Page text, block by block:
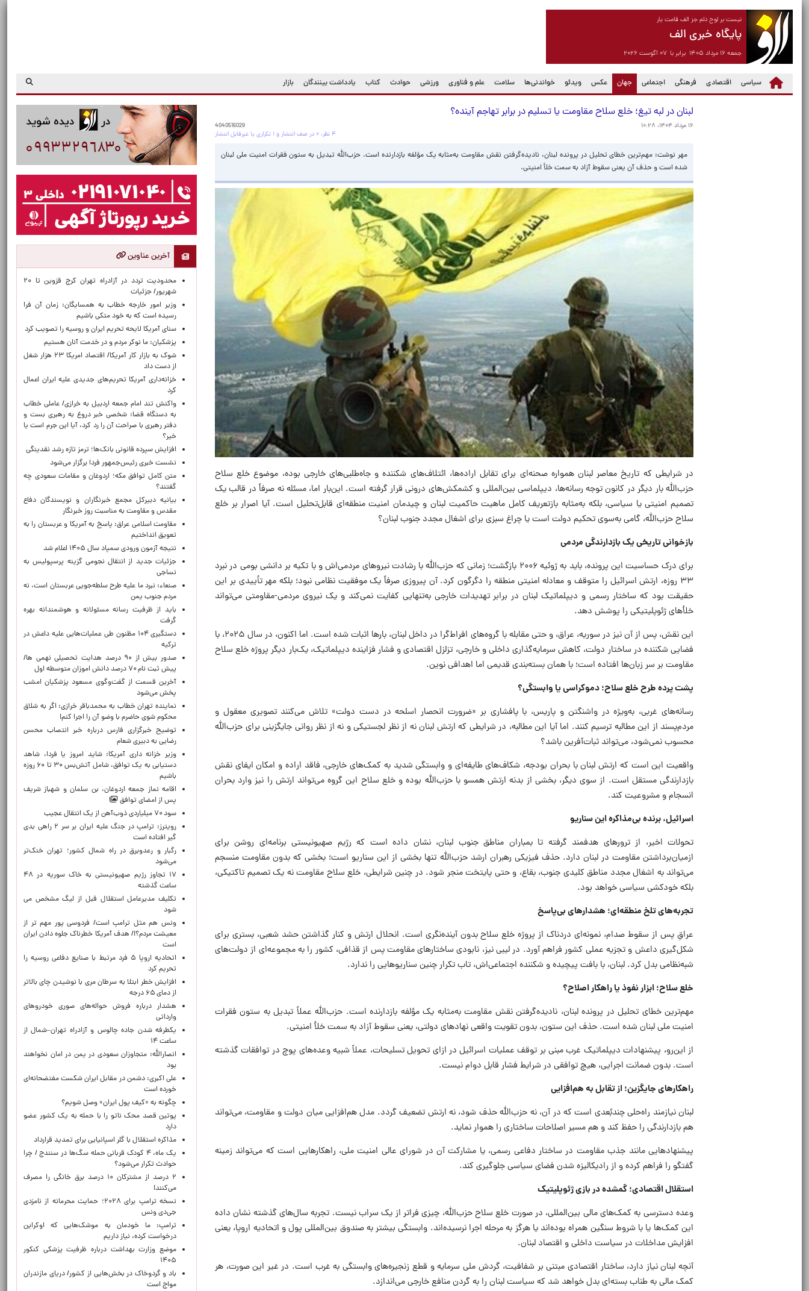
نیست بر لوح دلم جز الف قامت یار
پایگاه خبری الف
جمعه ۱۶ مرداد ۱۴۰۵ برابر با ۰۷ آگوست ۲۰۲۶
سیاسی اقتصادی فرهنگی اجتماعی جهان
(current) عکس ویدئو خواندنی‌ها سلامت علم و فناوری ورزشی حوادث کتاب یادداشت بینندگان بازار
لبنان در لبه تیغ؛ خلع سلاح مقاومت یا تسلیم در برابر تهاجم آینده؟
۱۶ مرداد ۱۴۰۴، ۱۰:۲۸
4040516029
۴ نظر، ۰ در صف انتشار و ۱ تکراری یا غیرقابل انتشار
مهر نوشت: مهم‌ترین خطای تحلیل در پرونده لبنان، نادیده‌گرفتن نقش مقاومت به‌مثابه یک مؤلفه بازدارنده است. حزب‌الله تبدیل به ستون فقرات امنیت ملی لبنان
شده است و حذف آن یعنی سقوط آزاد به سمت خلأ امنیتی.
در شرایطی که تاریخ معاصر لبنان همواره صحنه‌ای برای تقابل اراده‌ها، ائتلاف‌های شکننده و جاه‌طلبی‌های خارجی بوده، موضوع خلع سلاح
حزب‌الله بار دیگر در کانون توجه رسانه‌ها، دیپلماسی بین‌المللی و کشمکش‌های درونی قرار گرفته است. این‌بار اما، مسئله نه صرفاً در قالب یک
تصمیم امنیتی یا سیاسی، بلکه به‌مثابه بازتعریف کامل ماهیت حاکمیت لبنان و چیدمان امنیت منطقه‌ای قابل‌تحلیل است. آیا اصرار بر خلع
سلاح حزب‌الله، گامی به‌سوی تحکیم دولت است یا چراغ سبزی برای اشغال مجدد جنوب لبنان؟
بازخوانی تاریخی یک بازدارندگی مردمی
برای درک حساسیت این پرونده، باید به ژوئیه ۲۰۰۶ بازگشت؛ زمانی که حزب‌الله با رشادت نیروهای مردمی‌اش و با تکیه بر دانشی بومی در نبرد
۳۳ روزه، ارتش اسرائیل را متوقف و معادله امنیتی منطقه را دگرگون کرد. آن پیروزی صرفاً یک موفقیت نظامی نبود؛ بلکه مهر تأییدی بر این
حقیقت بود که ساختار رسمی و دیپلماتیک لبنان در برابر تهدیدات خارجی به‌تنهایی کفایت نمی‌کند و یک نیروی مردمی-مقاومتی می‌تواند
خلأهای ژئوپلیتیکی را پوشش دهد.
این نقش، پس از آن نیز در سوریه، عراق، و حتی مقابله با گروه‌های افراط‌گرا در داخل لبنان، بارها اثبات شده است. اما اکنون، در سال ۲۰۲۵، با
فضایی شکننده در ساختار دولت، کاهش سرمایه‌گذاری داخلی و خارجی، تزلزل اقتصادی و فشار فزاینده دیپلماتیک، یک‌بار دیگر پروژه خلع سلاح
مقاومت بر سر زبان‌ها افتاده است؛ با همان بسته‌بندی قدیمی اما اهدافی نوین.
پشت پرده طرح خلع سلاح؛ دموکراسی یا وابستگی؟
رسانه‌های غربی، به‌ویژه در واشنگتن و پاریس، با پافشاری بر «ضرورت انحصار اسلحه در دست دولت» تلاش می‌کنند تصویری معقول و
مردم‌پسند از این مطالبه ترسیم کنند. اما آیا این مطالبه، در شرایطی که ارتش لبنان نه از نظر لجستیکی و نه از نظر روانی جایگزینی برای حزب‌الله
محسوب نمی‌شود، می‌تواند ثبات‌آفرین باشد؟
واقعیت این است که ارتش لبنان با بحران بودجه، شکاف‌های طایفه‌ای و وابستگی شدید به کمک‌های خارجی، فاقد اراده و امکان ایفای نقش
بازدارندگی مستقل است. از سوی دیگر، بخشی از بدنه ارتش همسو با حزب‌الله بوده و خلع سلاح این گروه می‌تواند ارتش را نیز وارد بحران
انسجام و مشروعیت کند.
اسرائیل، برنده بی‌مذاکره این سناریو
تحولات اخیر، از ترورهای هدفمند گرفته تا بمباران مناطق جنوب لبنان، نشان داده است که رژیم صهیونیستی برنامه‌ای روشن برای
ازمیان‌برداشتن مقاومت در لبنان دارد. حذف فیزیکی رهبران ارشد حزب‌الله تنها بخشی از این سناریو است؛ بخشی که بدون مقاومت منسجم
می‌تواند به اشغال مجدد مناطق کلیدی جنوب، بقاع، و حتی پایتخت منجر شود. در چنین شرایطی، خلع سلاح مقاومت نه یک تصمیم تاکتیکی،
بلکه خودکشی سیاسی خواهد بود.
تجربه‌های تلخ منطقه‌ای؛ هشدارهای بی‌پاسخ
عراقِ پس از سقوط صدام، نمونه‌ای دردناک از پروژه خلع سلاح بدون آینده‌نگری است. انحلال ارتش و کنار گذاشتن حشد شعبی، بستری برای
شکل‌گیری داعش و تجزیه عملی کشور فراهم آورد. در لیبی نیز، نابودی ساختارهای مقاومت پس از قذافی، کشور را به مجموعه‌ای از دولت‌های
شبه‌نظامی بدل کرد. لبنان، با بافت پیچیده و شکننده اجتماعی‌اش، تاب تکرار چنین سناریوهایی را ندارد.
خلع سلاح؛ ابزار نفوذ یا راهکار اصلاح؟
مهم‌ترین خطای تحلیل در پرونده لبنان، نادیده‌گرفتن نقش مقاومت به‌مثابه یک مؤلفه بازدارنده است. حزب‌الله عملاً تبدیل به ستون فقرات
امنیت ملی لبنان شده است. حذف این ستون، بدون تقویت واقعی نهادهای دولتی، یعنی سقوط آزاد به سمت خلأ امنیتی.
از این‌رو، پیشنهادات دیپلماتیک غرب مبنی بر توقف عملیات اسرائیل در ازای تحویل تسلیحات، عملاً شبیه وعده‌های پوچ در توافقات گذشته
است. بدون ضمانت اجرایی، هیچ توافقی در شرایط فشار قابل دوام نیست.
راهکارهای جایگزین؛ از تقابل به هم‌افزایی
لبنان نیازمند راه‌حلی چندبُعدی است که در آن، نه حزب‌الله حذف شود، نه ارتش تضعیف گردد. مدل هم‌افزایی میان دولت و مقاومت، می‌تواند
هم بازدارندگی را حفظ کند و هم مسیر اصلاحات ساختاری را هموار نماید.
پیشنهادهایی مانند جذب مقاومت در ساختار دفاعی رسمی، یا مشارکت آن در شورای عالی امنیت ملی، راهکارهایی است که می‌تواند زمینه
گفتگو را فراهم کرده و از رادیکالیزه شدن فضای سیاسی جلوگیری کند.
استقلال اقتصادی؛ گمشده در بازی ژئوپلیتیک
وعده دسترسی به کمک‌های مالی بین‌المللی، در صورت خلع سلاح حزب‌الله، چیزی فراتر از یک سراب نیست. تجربه سال‌های گذشته نشان داده
این کمک‌ها یا با شروط سنگین همراه بوده‌اند یا هرگز به مرحله اجرا نرسیده‌اند. وابستگی بیشتر به صندوق بین‌المللی پول و اتحادیه اروپا، یعنی
افزایش مداخلات در سیاست داخلی و اقتصاد لبنان.
آنچه لبنان نیاز دارد، ساختار اقتصادی مبتنی بر شفافیت، گردش ملی سرمایه و قطع زنجیره‌های وابستگی به غرب است. در غیر این صورت، هر
کمک مالی به طناب بسته‌ای بدل خواهد شد که سیاست لبنان را به گردن منافع خارجی می‌اندازد.
آخرین عناوین
محدودیت تردد در آزادراه تهران کرج قزوین تا ۲۰
شهریور/ جزئیات
وزیر امور خارجه خطاب به همسایگان: زمان آن فرا
رسیده است که به خود متکی باشیم
سنای آمریکا لایحه تحریم ایران و روسیه را تصویب کرد
پزشکیان: ما نوکر مردم و در خدمت آنان هستیم
شوک به بازار کار آمریکا/ اقتصاد امریکا ۲۳ هزار شغل
از دست داد
خزانه‌داری آمریکا تحریم‌های جدیدی علیه ایران اعمال
کرد
واکنش تند امام جمعه اردبیل به خرازی/ عاملی خطاب
به دستگاه قضا: شخصی خبر دروغ به رهبری بست و
دفتر رهبری با صراحت آن را رد کرد، آیا این جرم است یا
خیر؟
افزایش سپرده قانونی بانک‌ها؛ ترمز تازه رشد نقدینگی
نشست خبری رئیس‌جمهور فردا برگزار می‌شود
متن کامل توافق مکه؛ اردوغان و مقامات سعودی چه
گفتند؟
بیانیه دبیرکل مجمع خبرنگاران و نویسندگان دفاع
مقدس و مقاومت به مناسبت روز خبرنگار
مقاومت اسلامی عراق: پاسخ به آمریکا و عربستان را به
تعویق انداختیم
نتیجه آزمون ورودی سمپاد سال ۱۴۰۵ اعلام شد
جزئیات جدید از انتقال نجومی گزینه پرسپولیس به
نساجی
صنعاء: نبرد ما علیه طرح سلطه‌جویی عربستان است، نه
مردم جنوب یمن
باید از ظرفیت رسانه مسئولانه و هوشمندانه بهره
گرفت
دستگیری ۱۰۴ مظنون طی عملیات‌هایی علیه داعش در
ترکیه
صدور بیش از ۹۰ درصد هدایت تحصیلی نهمی ها/
پیش ثبت نام ۷۰ درصد دانش اموزان متوسطه اول
آخرین قسمت از گفت‌وگوی مسعود پزشکیان امشب
پخش می‌شود
نماینده تهران خطاب به محمدباقر خرازی: اگر به شلاق
محکوم شوی حاضرم با وضو آن را اجرا کنم!
توضیح خبرگزاری فارس درباره خبر انتصاب محسن
رضایی به دبیری شعام
وزیر خزانه داری آمریکا: شاید امروز یا فردا، شاهد
دستیابی به یک توافق، شامل آتش‌بس ۳۰ تا ۶۰ روزه
باشیم
اقامه نماز جمعه اردوغان، بن ‌سلمان و شهباز شریف
پس از امضای توافق
سود ۷۰ میلیاردی ذوب‌آهن از یک انتقال عجیب
رویترز: ترامپ در جنگ علیه ایران بر سر ۲ راهی بدی
گیر افتاده است
رگبار و رعدوبرق در راه شمال کشور؛ تهران خنک‌تر
می‌شود
۱۷ تجاوز رژیم صهیونیستی به خاک سوریه در ۴۸
ساعت گذشته
تکلیف مدیرعامل استقلال قبل از لیگ مشخص می
شود
ونس هم مثل ترامپ است/ فردوسی پور مهم تر از
معیشت مردم؟!/ هدف آمریکا خطرناک جلوه دادن ایران
است
اتحادیه اروپا ۵ فرد مرتبط با صنایع دفاعی روسیه را
تحریم کرد
افزایش خطر ابتلا به سرطان مری با نوشیدن چای بالاتر
از دمای ۶۵ درجه
هشدار درباره فروش حواله‌های صوری خودروهای
وارداتی
یکطرفه شدن جاده چالوس و آزادراه تهران–شمال از
ساعت ۱۴
انصارالله: متجاوزان سعودی در یمن در امان نخواهند
بود
علی اکبری: دشمن در مقابل ایران شکست مفتضحانه‌ای
خورده است
چگونه به «کیف پول ایران» وصل شویم؟
پوتین قصد محک ناتو را با حمله به یک کشور عضو
دارد
مذاکره استقلال با گلر اسپانیایی برای تمدید قرارداد
یک ماه، ۴ کودک قربانی حمله سگ‌ها در سنندج / چرا
حوادث تکرار می‌شود؟
۲ درصد از مشترکان ۱۰ درصد برق خانگی را مصرف
می‌کنند!
نسخه ترامپ برای ۲۰۲۸؛ حمایت محرمانه از نامزدی
جی‌دی ونس
ترامپ: ما خودمان به موشک‌هایی که اوکراین
درخواست کرده، نیاز داریم
موضع وزارت بهداشت درباره ظرفیت پزشکی کنکور
۱۴۰۵
باد و گردوخاک در بخش‌هایی از کشور/ دریای مازندران
مواج است